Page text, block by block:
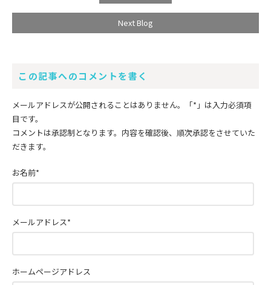
Next Blog
この記事へのコメントを書く
メールアドレスが公開されることはありません。 「*」 は入力必須項
目です。
コメントは承認制となります。内容を確認後、順次承認をさせていた
だきます。
お名前*
メールアドレス*
ホームページアドレス